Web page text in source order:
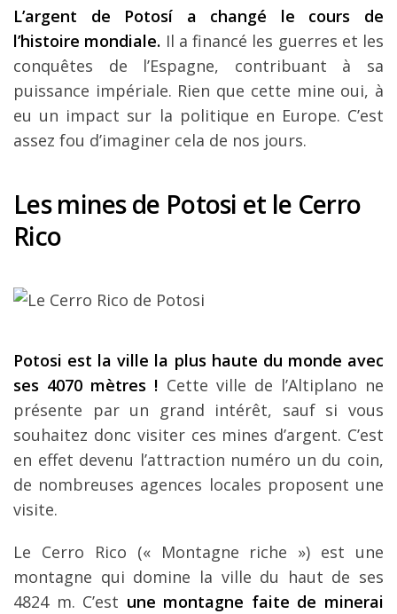
L’argent de Potosí a changé le cours de
l’histoire mondiale. Il a financé les guerres et les
conquêtes de l’Espagne, contribuant à sa
puissance impériale. Rien que cette mine oui, à
eu un impact sur la politique en Europe. C’est
assez fou d’imaginer cela de nos jours.
Les mines de Potosi et le Cerro
Rico
Potosi est la ville la plus haute du monde avec
ses 4070 mètres ! Cette ville de l’Altiplano ne
présente par un grand intérêt, sauf si vous
souhaitez donc visiter ces mines d’argent. C’est
en effet devenu l’attraction numéro un du coin,
de nombreuses agences locales proposent une
visite.
Le Cerro Rico (« Montagne riche ») est une
montagne qui domine la ville du haut de ses
4824 m. C’est une montagne faite de minerai